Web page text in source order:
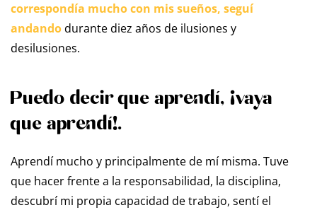
correspondía mucho con mis sueños, seguí
andandodurante diez años de ilusiones y
desilusiones.
Puedo decir que aprendí, ¡vaya
que aprendí!.
Aprendí mucho y principalmente de mí misma. Tuve
que hacer frente a la responsabilidad, la disciplina,
descubrí mi propia capacidad de trabajo, sentí el